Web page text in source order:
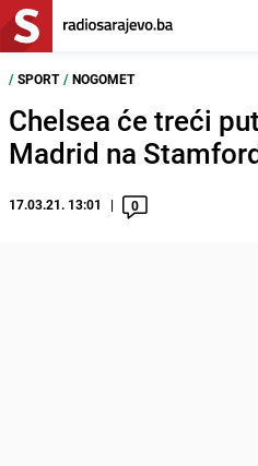
/ SPORT / NOGOMET
Chelsea će treći
Madrid na
17.03.21. 13:01 0